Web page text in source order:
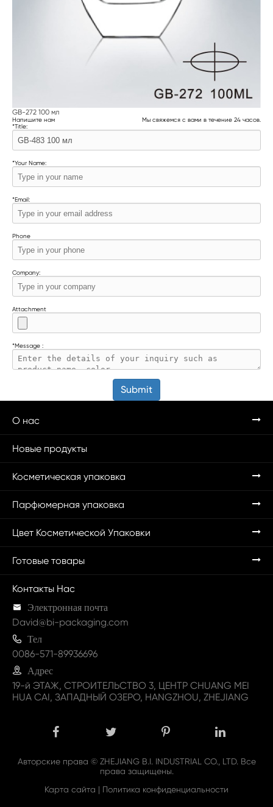
GB-272 100 мл
Напишите нам
Мы свяжемся с вами в течение 24 часов.
*Title:
*Your Name:
*Email:
Phone
Company:
Attachment
*Message :
Submit
О нас
Новые продукты
Косметическая упаковка
Парфюмерная упаковка
Цвет Косметической Упаковки
Готовые товары
Контакты Нас
 Электронная почта
David@bi-packaging.com
 Тел
0086-571-89936696
 Адрес
19-й ЭТАЖ, СТРОИТЕЛЬСТВО 3, ЦЕНТР CHUANG MEI
HUA CAI, ЗАПАДНЫЙ ОЗЕРО, HANGZHOU, ZHEJIANG
Авторские права © ZHEJIANG B.I. INDUSTRIAL CO., LTD.Все
права защищены.
Карта сайта | Политика конфиденциальности